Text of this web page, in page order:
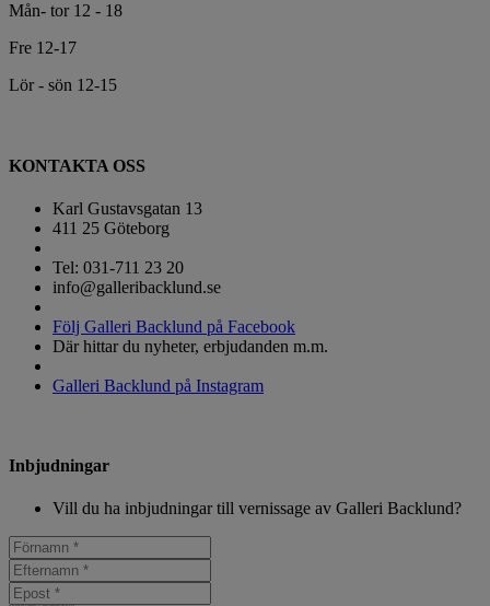
Mån- tor 12 - 18
Fre 12-17
Lör - sön 12-15
KONTAKTA OSS
Karl Gustavsgatan 13
411 25 Göteborg
Tel: 031-711 23 20
info@galleribacklund.se
Följ Galleri Backlund på Facebook
Där hittar du nyheter, erbjudanden m.m.
Galleri Backlund på Instagram
Inbjudningar
Vill du ha inbjudningar till vernissage av Galleri Backlund?